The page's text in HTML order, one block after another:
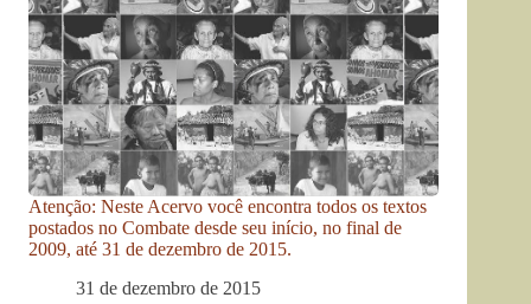
Atenção: Neste Acervo você encontra todos os textos
postados no Combate desde seu início, no final de
2009, até 31 de dezembro de 2015.
31 de dezembro de 2015